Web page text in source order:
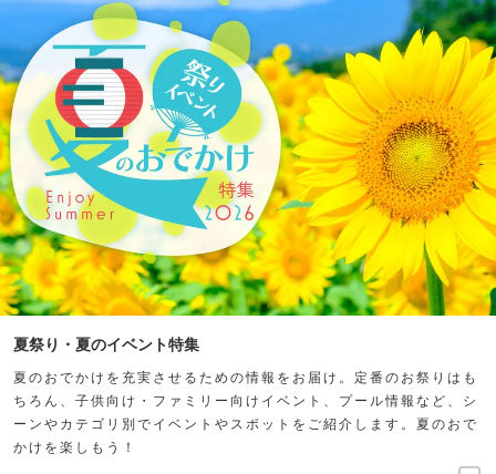
夏祭り・夏のイベント特集
夏のおでかけを充実させるための情報をお届け。定番のお祭りはも
ちろん、子供向け・ファミリー向けイベント、プール情報など、シ
ーンやカテゴリ別でイベントやスポットをご紹介します。夏のおで
かけを楽しもう！